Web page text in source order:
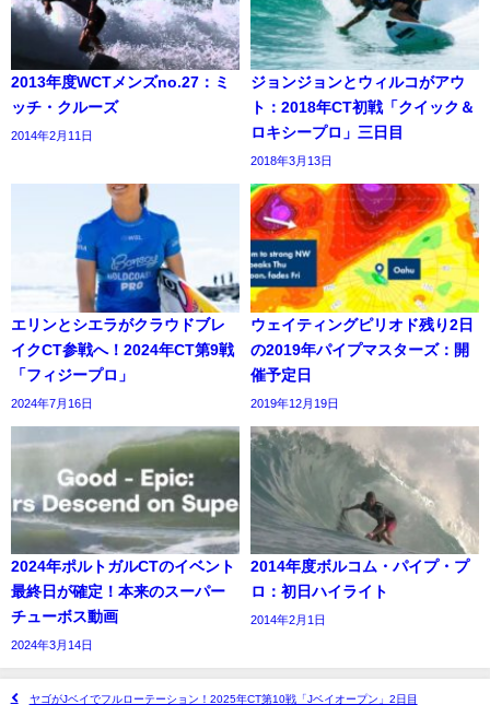
2013年度WCTメンズno.27：ミ
ッチ・クルーズ
2014年2月11日
ジョンジョンとウィルコがアウ
ト：2018年CT初戦「クイック＆
ロキシープロ」三日目
2018年3月13日
エリンとシエラがクラウドブレ
イクCT参戦へ！2024年CT第9戦
「フィジープロ」
2024年7月16日
ウェイティングピリオド残り2日
の2019年パイプマスターズ：開
催予定日
2019年12月19日
2024年ポルトガルCTのイベント
最終日が確定！本来のスーパー
チューボス動画
2024年3月14日
2014年度ボルコム・パイプ・プ
ロ：初日ハイライト
2014年2月1日
ヤゴがJベイでフルローテーション！2025年CT第10戦「Jベイオープン」2日目